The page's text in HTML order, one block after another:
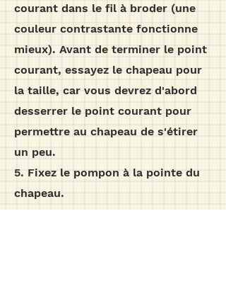
courant dans le fil à broder (une
couleur contrastante fonctionne
mieux). Avant de terminer le point
courant, essayez le chapeau pour
la taille, car vous devrez d'abord
desserrer le point courant pour
permettre au chapeau de s'étirer
un peu.
5. Fixez le pompon à la pointe du
chapeau.
Vous pouvez également ajouter